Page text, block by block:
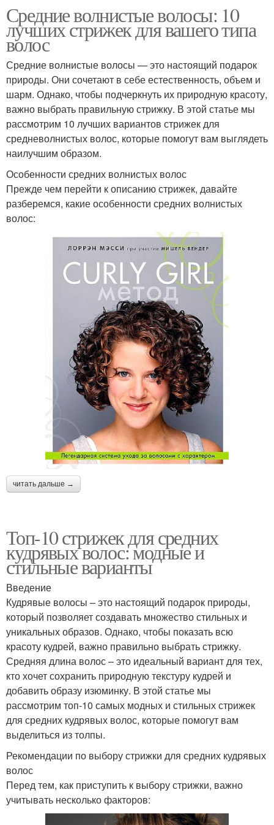
Средние волнистые волосы: 10
лучших стрижек для вашего типа
волос
Средние волнистые волосы — это настоящий подарок
природы. Они сочетают в себе естественность, объем и
шарм. Однако, чтобы подчеркнуть их природную красоту,
важно выбрать правильную стрижку. В этой статье мы
рассмотрим 10 лучших вариантов стрижек для
средневолнистых волос, которые помогут вам выглядеть
наилучшим образом.
Особенности средних волнистых волос
Прежде чем перейти к описанию стрижек, давайте
разберемся, какие особенности средних волнистых
волос:
читать дальше →
Топ-10 стрижек для средних
кудрявых волос: модные и
стильные варианты
Введение
Кудрявые волосы – это настоящий подарок природы,
который позволяет создавать множество стильных и
уникальных образов. Однако, чтобы показать всю
красоту кудрей, важно правильно выбрать стрижку.
Средняя длина волос – это идеальный вариант для тех,
кто хочет сохранить природную текстуру кудрей и
добавить образу изюминку. В этой статье мы
рассмотрим топ-10 самых модных и стильных стрижек
для средних кудрявых волос, которые помогут вам
выделиться из толпы.
Рекомендации по выбору стрижки для средних кудрявых
волос
Перед тем, как приступить к выбору стрижки, важно
учитывать несколько факторов: